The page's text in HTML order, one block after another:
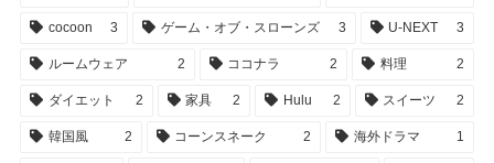
cocoon 3 ゲーム・オブ・スローンズ 3 U-NEXT 3
ルームウェア 2 ココナラ 2 料理 2
ダイエット 2 家具 2 Hulu 2 スイーツ 2
韓国風 2 コーンスネーク 2 海外ドラマ 1